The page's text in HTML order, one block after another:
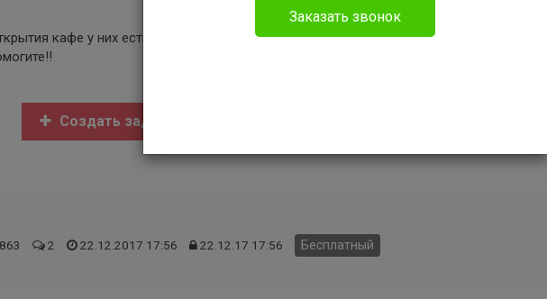
кафе у них есть, что они должны соблюдать, ведь они не являются жилым
Создать задание
863 2 22.12.2017 17:56 22.12.17 17:56 Бесплатный
Заказать звонок